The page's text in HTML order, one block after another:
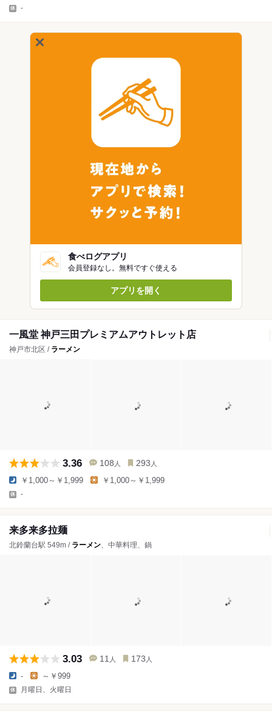
-
食べログアプリ
会員登録なし。無料ですぐ使える
アプリを開く
一風堂 神戸三田プレミアムアウトレット店
神戸市北区 / ラーメン
3.36 108 人 293 人
￥1,000～￥1,999 ￥1,000～￥1,999
-
来多来多拉麺
北鈴蘭台駅 549m / ラーメン、中華料理、鍋
3.03 11 人 173 人
- ～￥999
月曜日、火曜日